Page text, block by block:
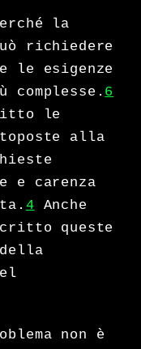
la
richiedere
le esigenze
complesse. 6
le
alla
e carenza
4 Anche
queste
non è